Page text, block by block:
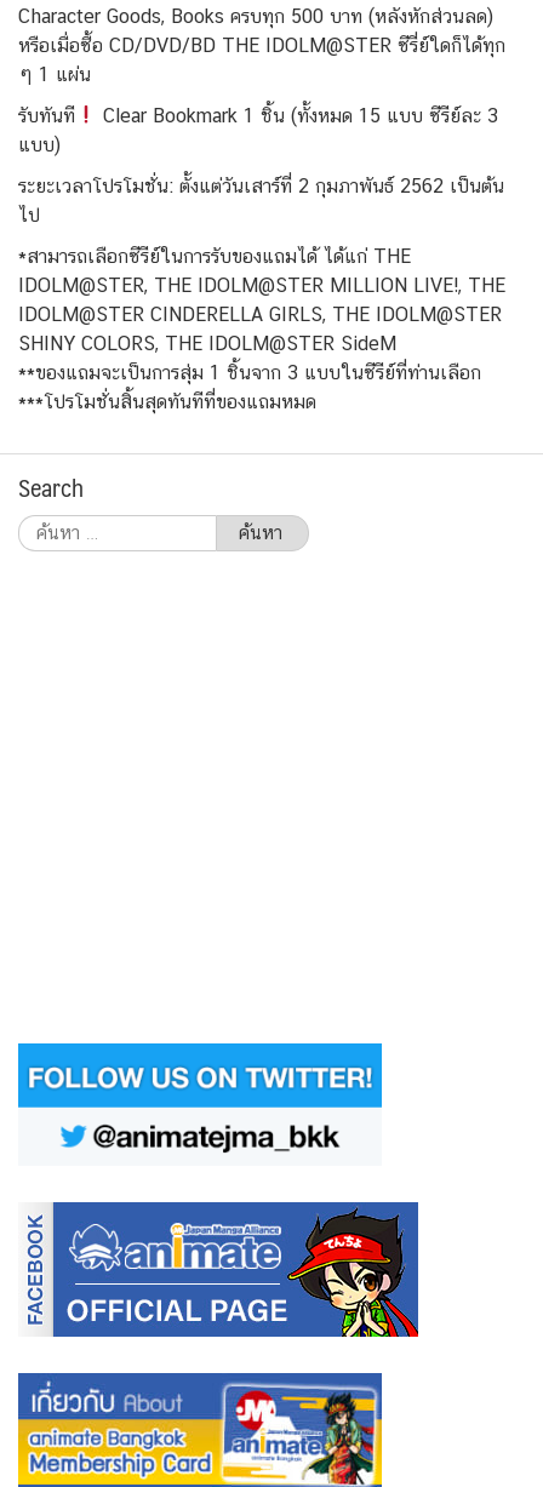
Character Goods, Books ครบทุก 500 บาท (หลังหักส่วนลด)
หรือเมื่อซื้อ CD/DVD/BD THE IDOLM@STER ซีรี่ย์ใดก็ได้ทุก
ๆ 1 แผ่น
รับทันที
Clear Bookmark 1 ชิ้น (ทั้งหมด 15 แบบ ซีรีย์ละ 3
แบบ)
ระยะเวลาโปรโมชั่น: ตั้งแต่วันเสาร์ที่ 2 กุมภาพันธ์ 2562 เป็นต้น
ไป
*สามารถเลือกซีรีย์ในการรับของแถมได้ ได้แก่ THE
IDOLM@STER, THE IDOLM@STER MILLION LIVE!, THE
IDOLM@STER CINDERELLA GIRLS, THE IDOLM@STER
SHINY COLORS, THE IDOLM@STER SideM
**ของแถมจะเป็นการสุ่ม 1 ชิ้นจาก 3 แบบในซีรีย์ที่ท่านเลือก
***โปรโมชั่นสิ้นสุดทันทีที่ของแถมหมด
Search
ค้นหา